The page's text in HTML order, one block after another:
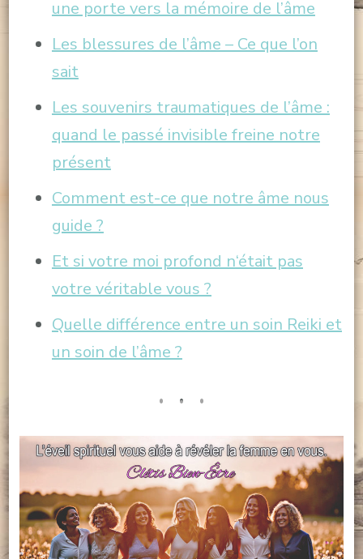
une porte vers la mémoire de l’âme
Les blessures de l’âme – Ce que l’on
sait
Les souvenirs traumatiques de l’âme :
quand le passé invisible freine notre
présent
Comment est-ce que notre âme nous
guide ?
Et si votre moi profond n‘était pas
votre véritable vous ?
Quelle différence entre un soin Reiki et
un soin de l’âme ?